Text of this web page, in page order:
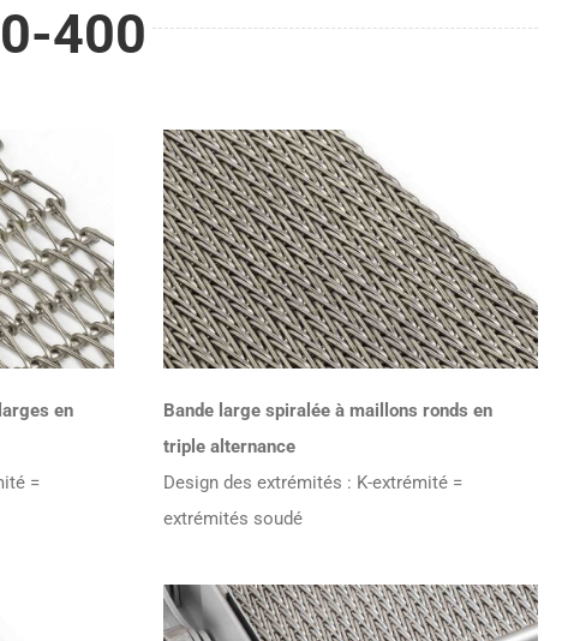
400
en
=
Bande large spiralée à maillons ronds en
triple alternance
Design des extrémités : K-extrémité =
extrémités soudé